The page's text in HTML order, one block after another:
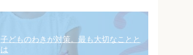
子どものわきが対策。最も大切なことと
は